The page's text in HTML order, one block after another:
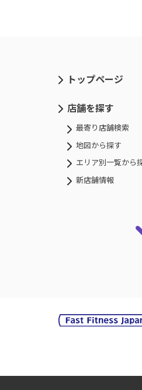
トップページ
店舗を探す
最寄り店舗検索
地図から探す
エリア別一覧から
新店舗情報